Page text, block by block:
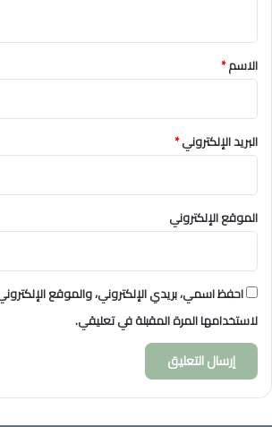
*
الاسم*
البريد الإلكتروني*
الموقع الإلكتروني
احفظ اسمي، بريدي الإلكتروني، والموقع
لاستخدامها المرة المقبلة في تعليقي.